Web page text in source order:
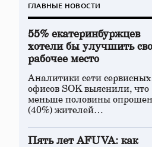
ГЛАВНЫЕ НОВОСТИ
55% екатеринбуржцев
хотели бы улучшить
рабочее место
Аналитики сети сервисных
офисов SOK выяснили, что
меньше половины
(40%) жителей…
Пять лет AFUVA: как